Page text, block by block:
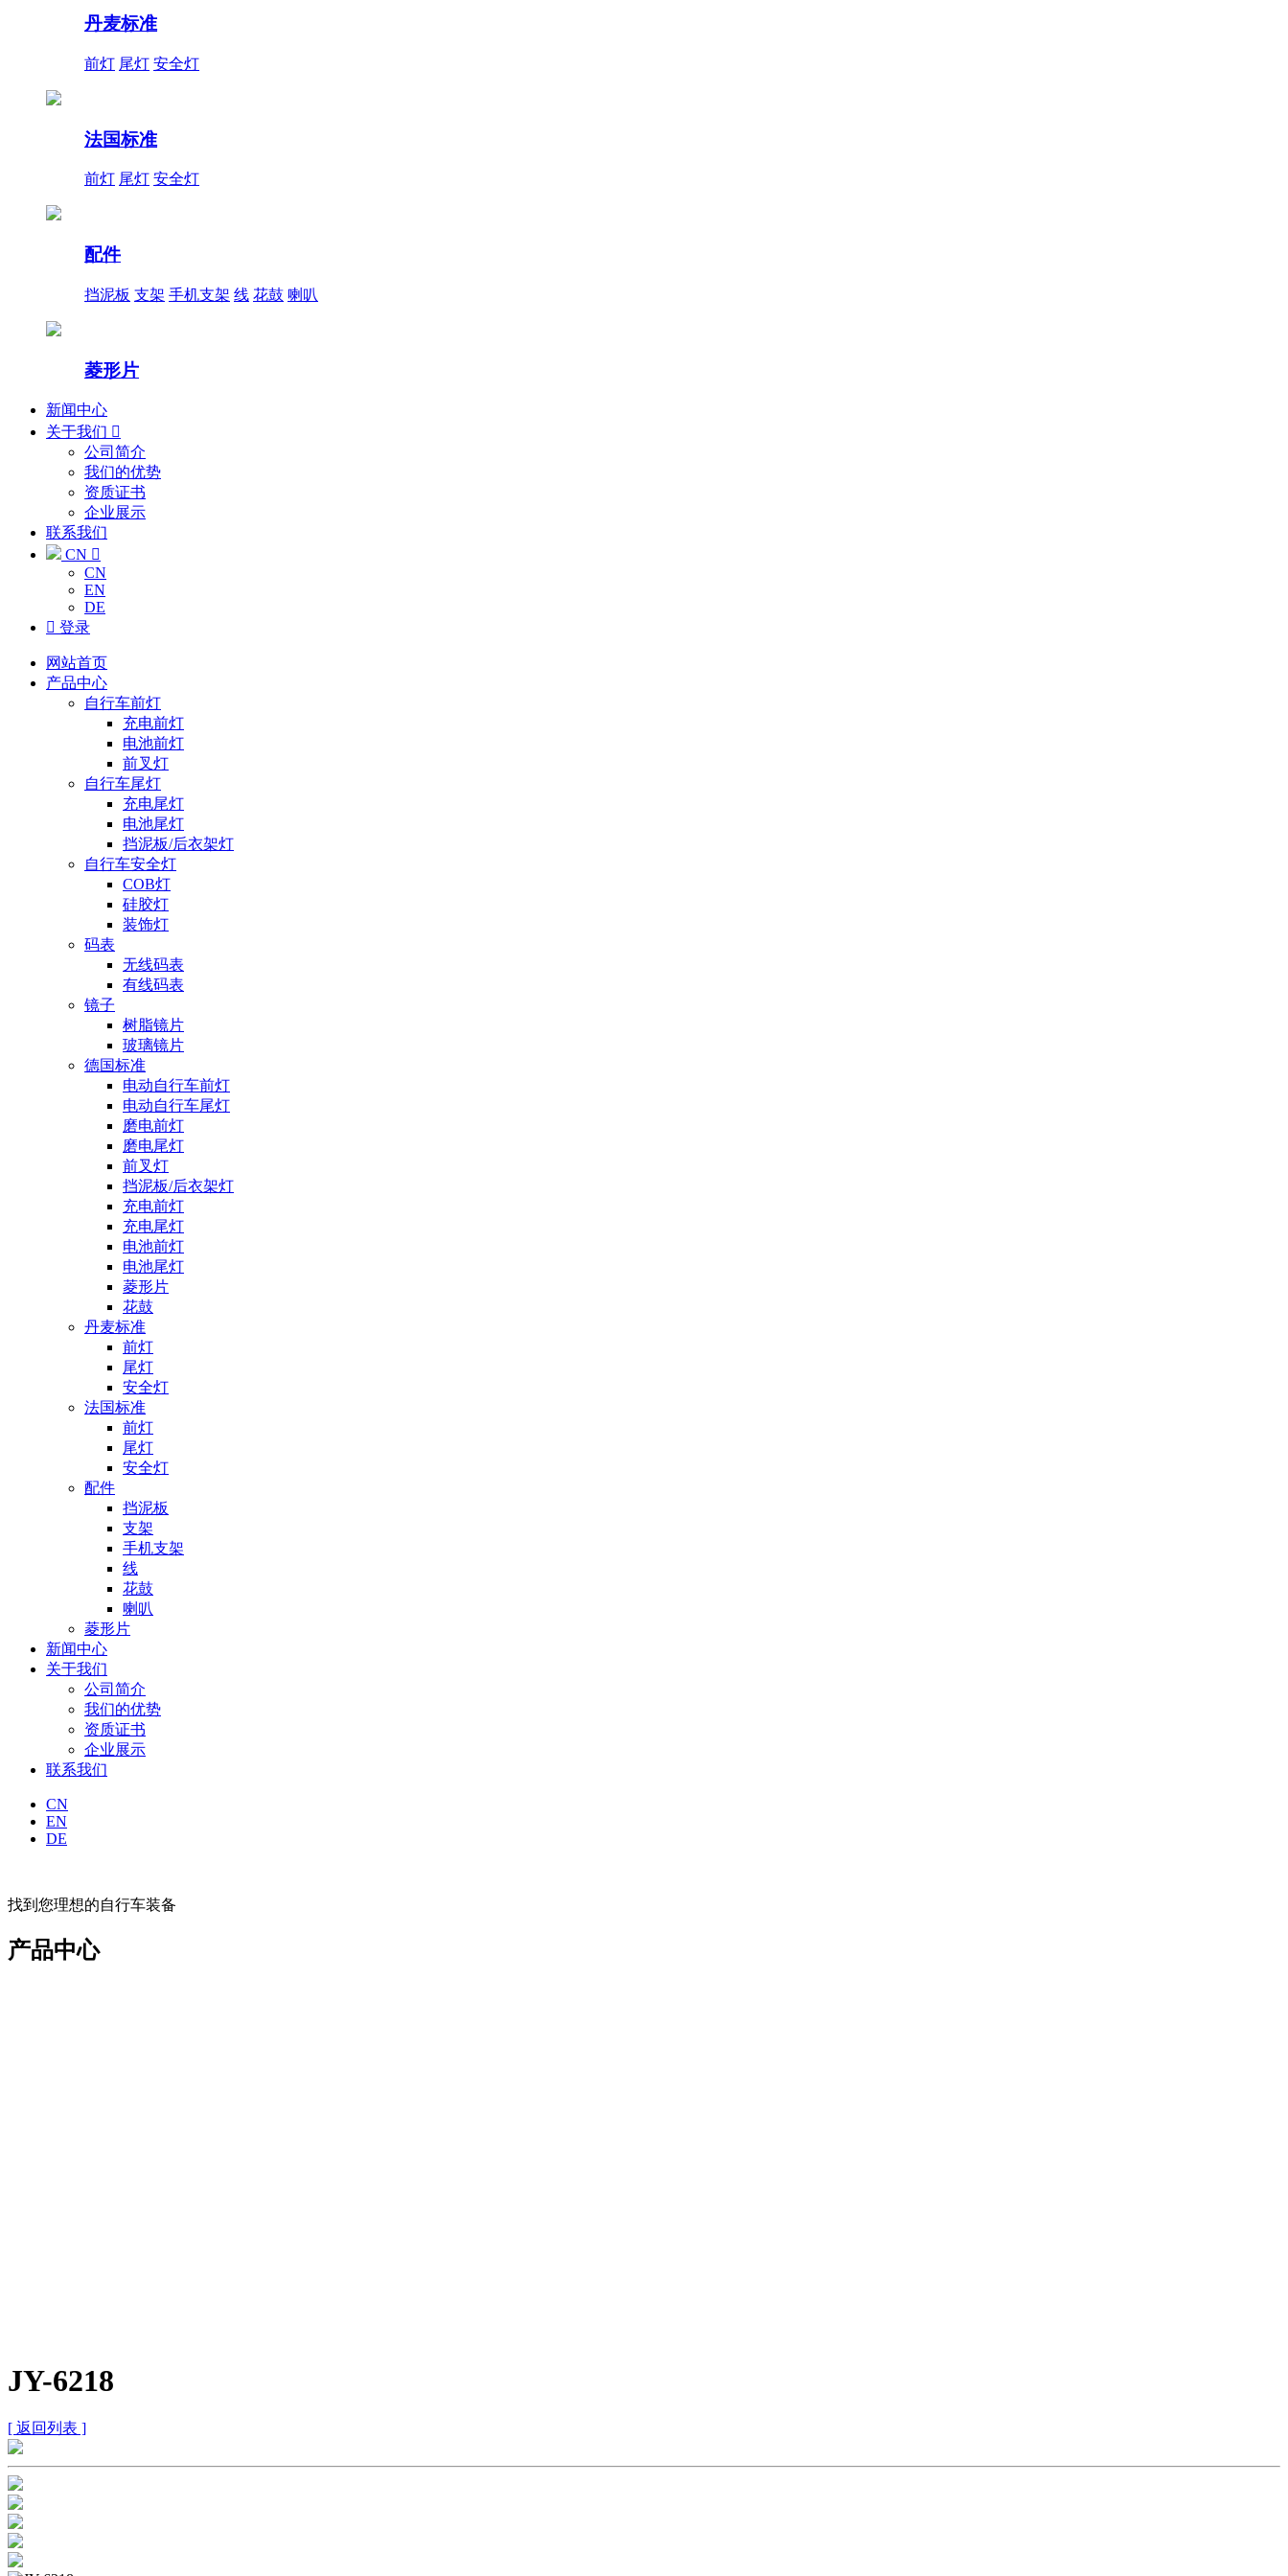
丹麦标准
前灯 尾灯 安全灯
法国标准
前灯 尾灯 安全灯
配件
挡泥板 支架 手机支架 线 花鼓 喇叭
菱形片
新闻中心
关于我们 
公司简介
我们的优势
资质证书
企业展示
联系我们
CN 
CN
EN
DE
 登录
网站首页
产品中心
自行车前灯
充电前灯
电池前灯
前叉灯
自行车尾灯
充电尾灯
电池尾灯
挡泥板/后衣架灯
自行车安全灯
COB灯
硅胶灯
装饰灯
码表
无线码表
有线码表
镜子
树脂镜片
玻璃镜片
德国标准
电动自行车前灯
电动自行车尾灯
磨电前灯
磨电尾灯
前叉灯
挡泥板/后衣架灯
充电前灯
充电尾灯
电池前灯
电池尾灯
菱形片
花鼓
丹麦标准
前灯
尾灯
安全灯
法国标准
前灯
尾灯
安全灯
配件
挡泥板
支架
手机支架
线
花鼓
喇叭
菱形片
新闻中心
关于我们
公司简介
我们的优势
资质证书
企业展示
联系我们
CN
EN
DE
找到您理想的自行车装备
产品中心
JY-6218
[ 返回列表 ]